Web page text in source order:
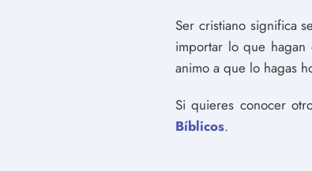
Ser cristiano significa
importar lo que hagan
animo a que lo hagas
Si quieres conocer
Bíblicos.